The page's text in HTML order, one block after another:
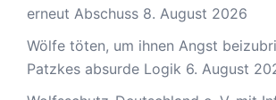
erneut Abschuss 8. August 2026
Wölfe töten, um ihnen Angst
Patzkes absurde Logik 6. August